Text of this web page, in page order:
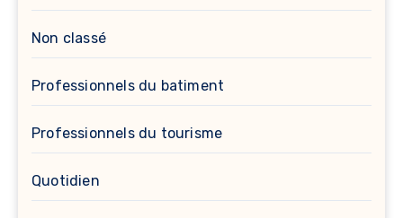
Non classé
Professionnels du batiment
Professionnels du tourisme
Quotidien